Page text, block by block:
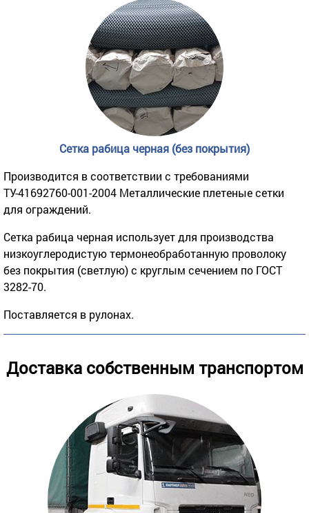
Сетка рабица черная (без покрытия)
Производится в соответствии с требованиями
ТУ-41692760-001-2004 Металлические плетеные сетки
для ограждений.
Сетка рабица черная использует для производства
низкоуглеродистую термонеобработанную проволоку
без покрытия (светлую) с круглым сечением по ГОСТ
3282-70.
Поставляется в рулонах.
Доставка собственным транспортом